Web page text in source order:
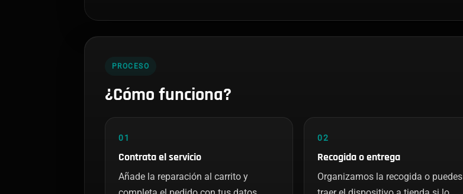
PROCESO
¿Cómo funciona?
01
Contrata el servicio
Añade la reparación al carrito y
02
Recogida o entrega
Organizamos la recogida o puedes